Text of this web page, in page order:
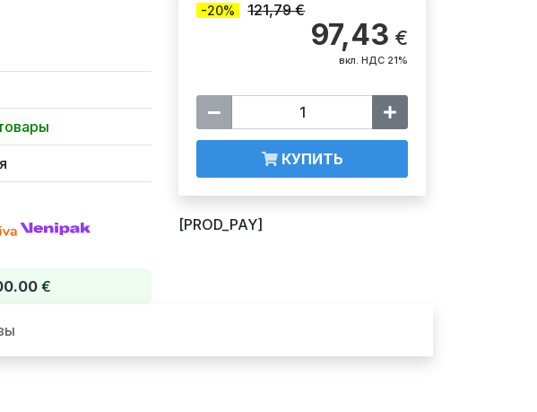
€
-20% 121,79 €
97,43 €
вкл. НДС 21%
КУПИТЬ
[PROD_PAY]